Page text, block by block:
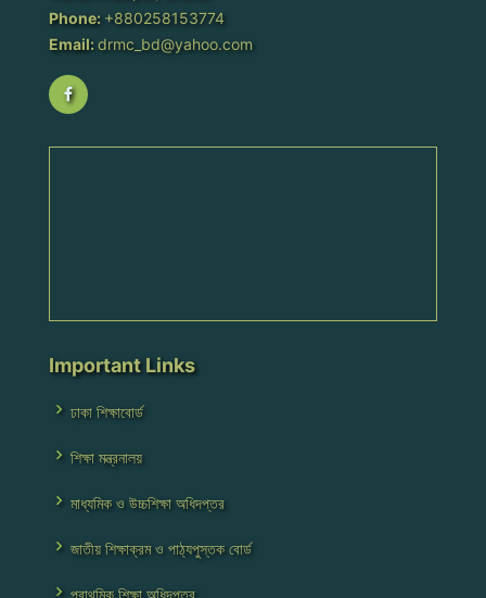
Phone: +880258153774
Email: drmc_bd@yahoo.com
Important Links
ঢাকা শিক্ষাবোর্ড
শিক্ষা মন্ত্রনালয়
মাধ্যমিক ও উচ্চশিক্ষা অধিদপ্তর
জাতীয় শিক্ষাক্রম ও পাঠ্যপুস্তক বোর্ড
প্রাথমিক শিক্ষা অধিদপ্তর